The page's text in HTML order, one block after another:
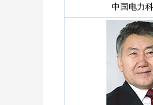
中国电力